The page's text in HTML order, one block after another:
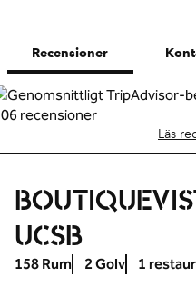
Recensioner
Läs
UCSB
158 Rum 2 Golv 1